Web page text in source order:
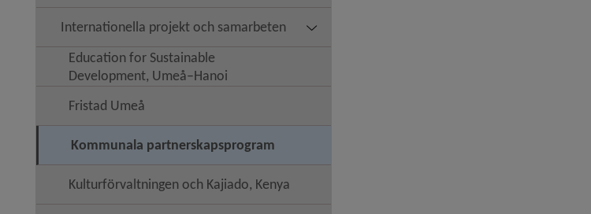
Internationella projekt och samarbeten Undermeny för Internationella projekt och samarbeten
Education for Sustainable
Development, Umeå–Hanoi
Fristad Umeå
Kommunala partnerskapsprogram
Kulturförvaltningen och Kajiado, Kenya